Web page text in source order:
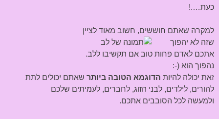
כעת….!
למקרה שאתם חוששים, חשוב מאוד לציין
שזה לא יהפוך
אתכם לאדם פחות טוב אם תקשיבו ללב.
נהפוך הוא (-:
זאת יכולה להיות הדוגמא הטובה ביותר שאתם יכולים לתת
להורים, לילדים, לבני הזוג, לחברים, לעמיתים שלכם
ולמעשה לכל הסובבים אתכם.